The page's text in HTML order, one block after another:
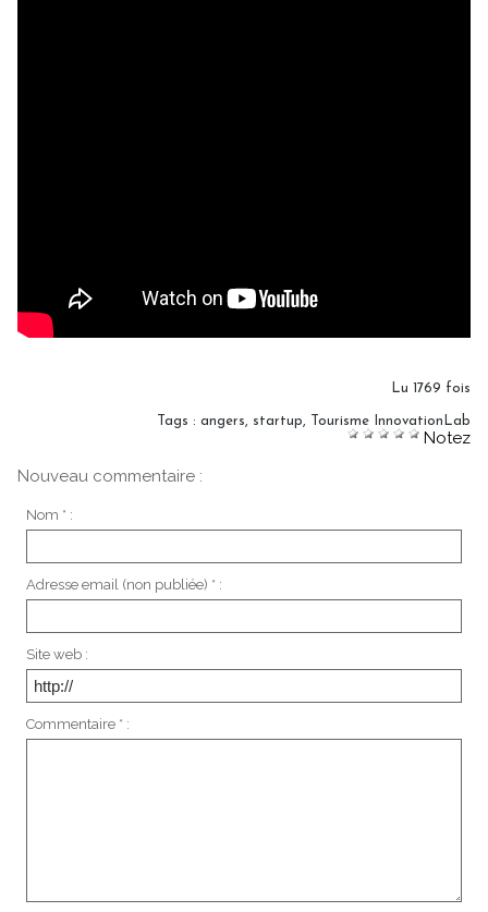
Lu 1769 fois
Tags : angers, startup, Tourisme InnovationLab
Notez
Nouveau commentaire :
Nom * :
Adresse email (non publiée) * :
Site web :
Commentaire * :